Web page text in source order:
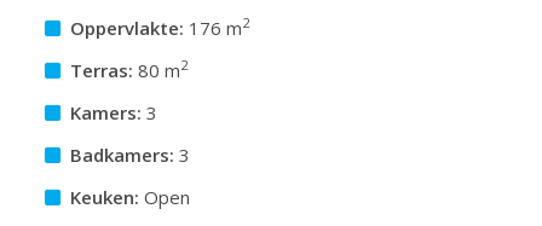
Oppervlakte: 176 m2
Terras: 80 m2
Kamers: 3
Badkamers: 3
Keuken: Open